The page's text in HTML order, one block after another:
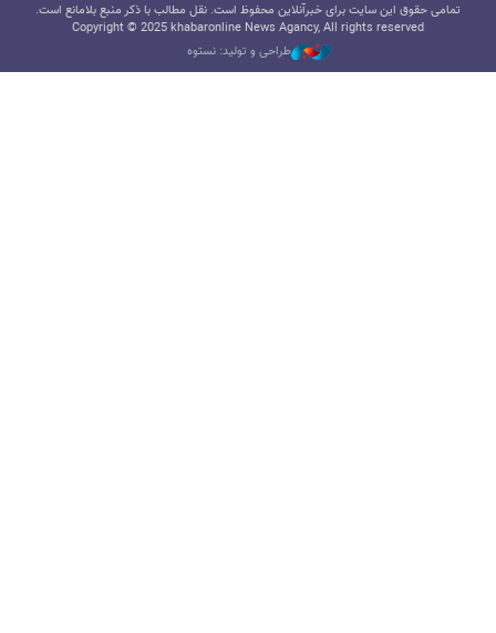
تمامی حقوق این سایت برای خبرآنلاین محفوظ است. نقل مطالب با ذکر منبع بلامانع است.
Copyright © 2025 khabaronline News Agancy, All rights reserved
طراحی و تولید: نستوه